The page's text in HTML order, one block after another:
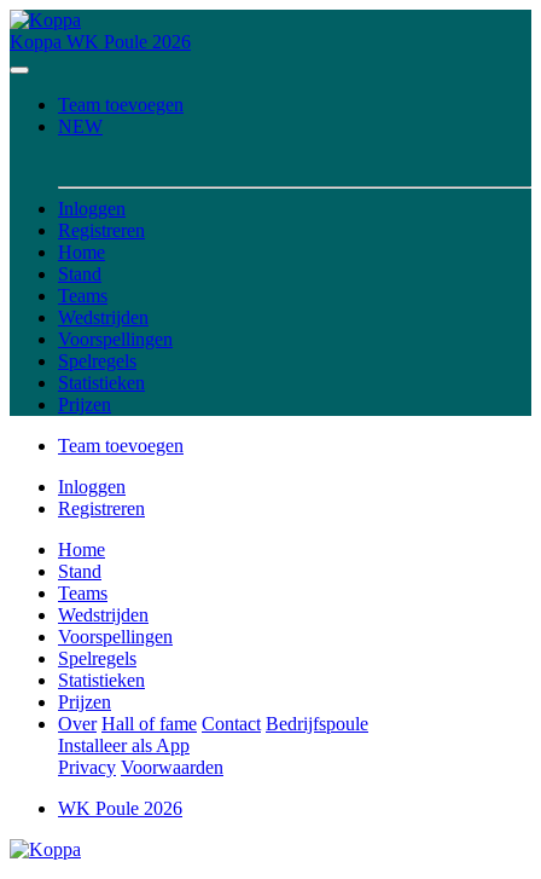
Koppa WK Poule 2026
Team toevoegen
NEW
Inloggen
Registreren
Home
Stand
Teams
Wedstrijden
Voorspellingen
Spelregels
Statistieken
Prijzen
Team toevoegen
Inloggen
Registreren
Home
Stand
Teams
Wedstrijden
Voorspellingen
Spelregels
Statistieken
Prijzen
Over Hall of fame Contact Bedrijfspoule
Installeer als App
Privacy Voorwaarden
WK Poule 2026